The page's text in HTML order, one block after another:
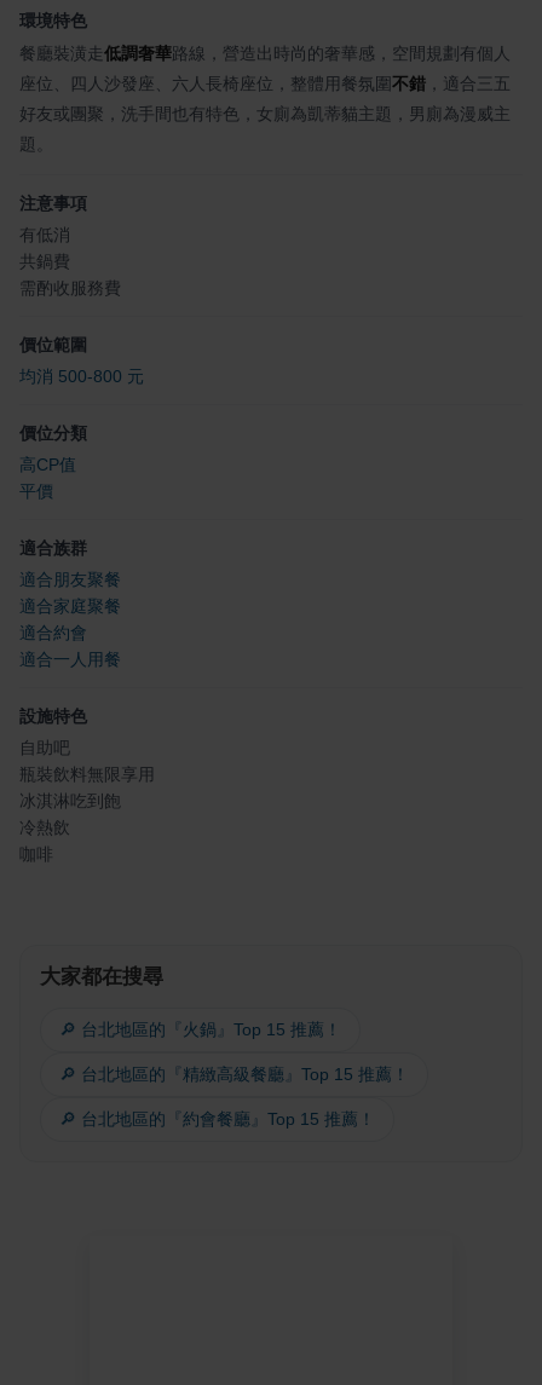
環境特色
餐廳裝潢走低調奢華路線，營造出時尚的奢華感，空間規劃有個人
座位、四人沙發座、六人長椅座位，整體用餐氛圍不錯 ，適合三五
好友或團聚，洗手間也有特色，女廁為凱蒂貓主題，男廁為漫威主
題。
注意事項
有低消
共鍋費
需酌收服務費
價位範圍
均消 500-800 元
價位分類
高CP值
平價
適合族群
適合朋友聚餐
適合家庭聚餐
適合約會
適合一人用餐
設施特色
自助吧
瓶裝飲料無限享用
冰淇淋吃到飽
冷熱飲
咖啡
大家都在搜尋
🔎 台北地區的『火鍋』Top 15 推薦！
🔎 台北地區的『精緻高級餐廳』Top 15 推薦！
🔎 台北地區的『約會餐廳』Top 15 推薦！